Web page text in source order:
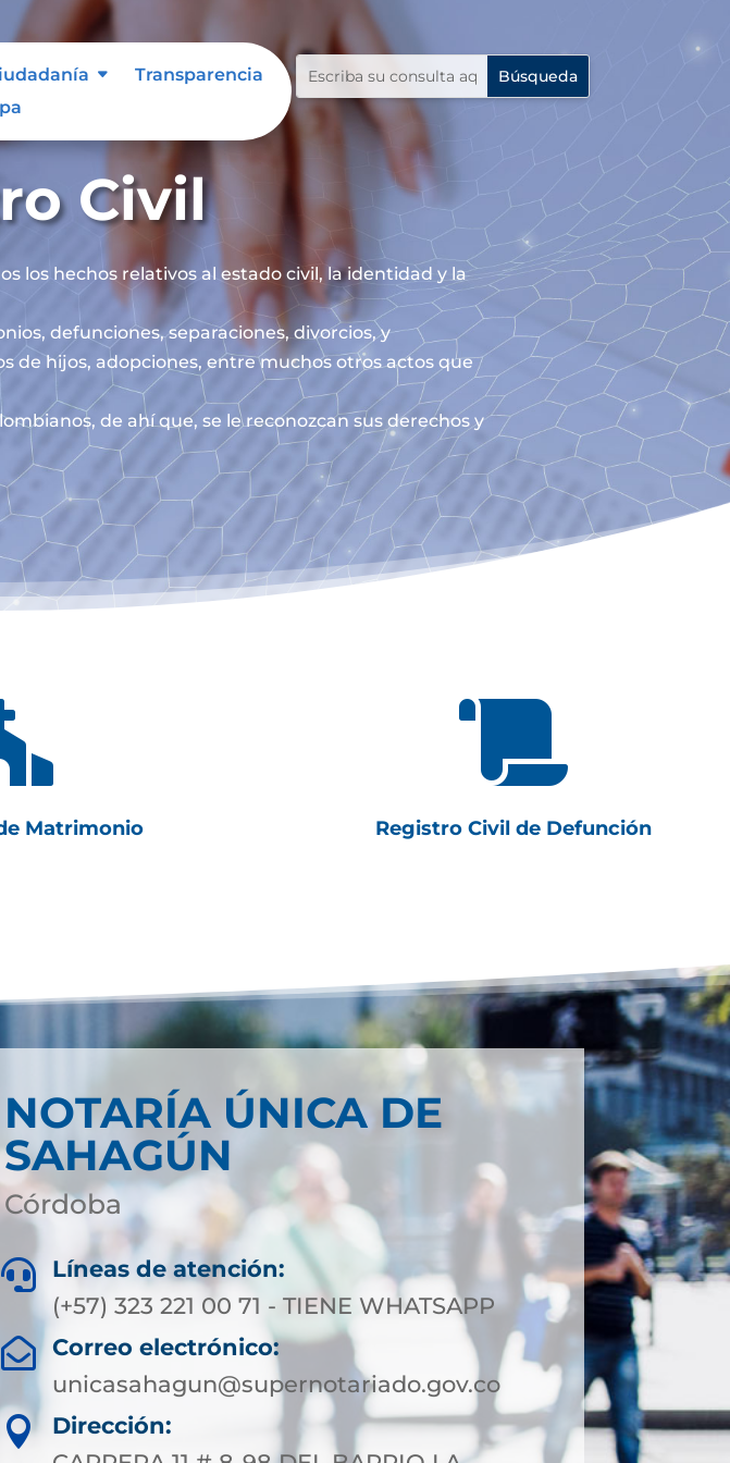
Transparencia
Civil
los hechos relativos al estado civil, la identidad y la
defunciones, separaciones, divorcios, y
de hijos, adopciones, entre muchos otros actos que
de ahí que, se le reconozcan sus derechos y
Matrimonio

Registro Civil de Defunción
NOTARÍA ÚNICA DE
SAHAGÚN
Córdoba

Líneas de atención:
(+57) 323 221 00 71 - TIENE WHATSAPP

Correo electrónico:
unicasahagun@supernotariado.gov.co

Dirección: